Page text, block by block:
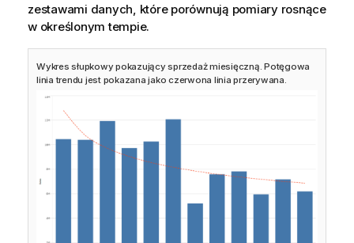
zestawami danych, które porównują pomiary rosnące
w określonym tempie.
Wykres słupkowy pokazujący sprzedaż miesięczną. Potęgowa
linia trendu jest pokazana jako czerwona linia przerywana.